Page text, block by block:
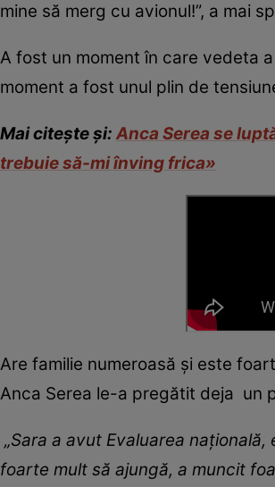
mine să merg cu avionul!”, a mai
A fost un moment în care vedeta
moment a fost unul plin de
Mai citește și: Anca Serea se
trebuie să-mi înving frica»
Are familie numeroasă și este
Anca Serea le-a pregătit deja un
„Sara a avut Evaluarea
foarte mult să ajungă, a muncit